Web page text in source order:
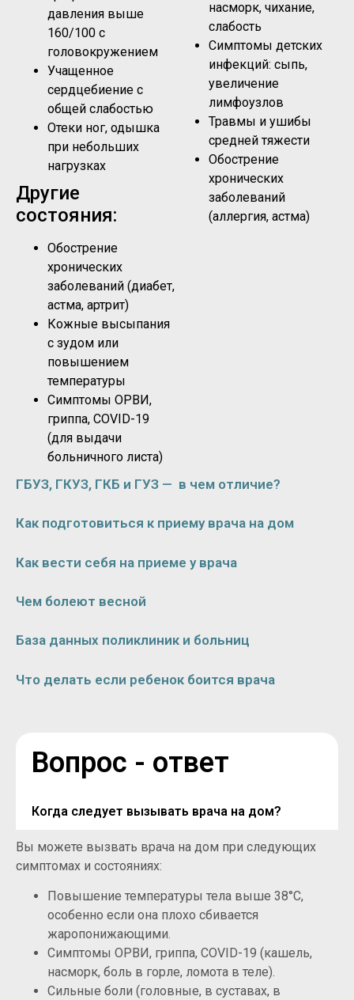
давления выше
160/100 с
головокружением
Учащенное
сердцебиение с
общей слабостью
Отеки ног, одышка
при небольших
нагрузках
Другие
состояния:
Обострение
хронических
заболеваний (диабет,
астма, артрит)
Кожные высыпания
с зудом или
повышением
температуры
Симптомы ОРВИ,
гриппа, COVID-19
(для выдачи
больничного листа)
насморк, чихание,
слабость
Симптомы детских
инфекций: сыпь,
увеличение
лимфоузлов
Травмы и ушибы
средней тяжести
Обострение
хронических
заболеваний
(аллергия, астма)
ГБУЗ, ГКУЗ, ГКБ и ГУЗ — в чем отличие?
Как подготовиться к приему врача на дом
Как вести себя на приеме у врача
Чем болеют весной
База данных поликлиник и больниц
Что делать если ребенок боится врача
Вопрос - ответ
Когда следует вызывать врача на дом?
Вы можете вызвать врача на дом при следующих
симптомах и состояниях:
Повышение температуры тела выше 38°C,
особенно если она плохо сбивается
жаропонижающими.
Симптомы ОРВИ, гриппа, COVID-19 (кашель,
насморк, боль в горле, ломота в теле).
Сильные боли (головные, в суставах, в